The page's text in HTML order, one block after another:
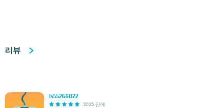
리뷰
ls55266022
2025 안에